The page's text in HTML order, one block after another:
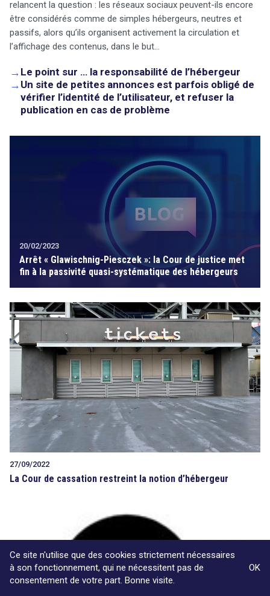
relancent la question : les réseaux sociaux peuvent-ils encore
être considérés comme de simples hébergeurs, neutres et
passifs, alors qu’ils organisent activement la circulation et
l’affichage des contenus, dans le but…
→ Le point sur … la responsabilité de l’hébergeur
→ Un site de petites annonces est parfois obligé de
vérifier l’identité de l’utilisateur, et refuser la
publication en cas de problème
20/02/2023
Arrêt « Glawischnig-Piesczek »: la Cour de justice met
fin à la passivité quasi-systématique des hébergeurs
27/09/2022
La Cour de cassation restreint la notion d’hébergeur
Ce site n'utilise que des cookies strictement nécessaires
à son fonctionnement, qui ne nécessitent pas de
consentement de votre part. Bonne visite.
OK